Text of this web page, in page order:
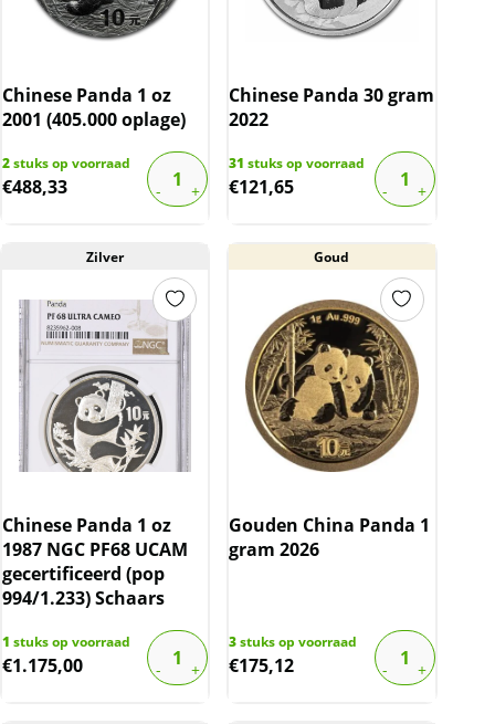
Chinese Panda 1 oz
2001 (405.000 oplage)
2stuks op voorraad
€488,33
Chinese Panda 30 gram
2022
31 stuks op voorraad
€121,65
Zilver
Chinese Panda 1 oz
1987 NGC PF68 UCAM
gecertificeerd (pop
994/1.233) Schaars
1 stuks op voorraad
€1.175,00
Goud
Gouden China Panda 1
gram 2026
3stuks op voorraad
€175,12